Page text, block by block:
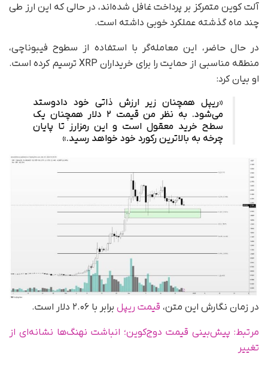
آلت کوین متمرکز بر پرداخت غافل شده‌اند، در حالی که این ارز طی
چند ماه گذشته عملکرد خوبی داشته است.
در حال حاضر، این معامله‌گر با استفاده از سطوح فیبوناچی،
منطقه مناسبی از حمایت را برای خریداران XRP ترسیم کرده است.
او بیان کرد:
«ریپل همچنان زیر ارزش ذاتی خود دادوستد
می‌شود. به نظر من قیمت ۲ دلار همچنان یک
سطح خرید معقول است و این رمزارز تا پایان
چرخه به بالاترین رکورد خود خواهد رسید.»
در زمان نگارش این متن، قیمت ریپل برابر با ۲.۰۶ دلار است.
مرتبط: پیش‌بینی قیمت دوج‌کوین؛ انباشت نهنگ‌ها نشانه‌ای از
تغییر